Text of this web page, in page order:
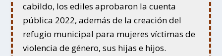
cabildo, los ediles aprobaron la cuenta
pública 2022, además de la creación del
refugio municipal para mujeres víctimas de
violencia de género, sus hijas e hijos.